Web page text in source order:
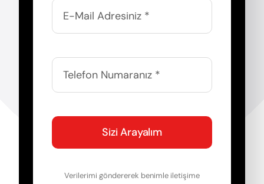
Sizi Arayalım
Verilerimi göndererek benimle iletişime